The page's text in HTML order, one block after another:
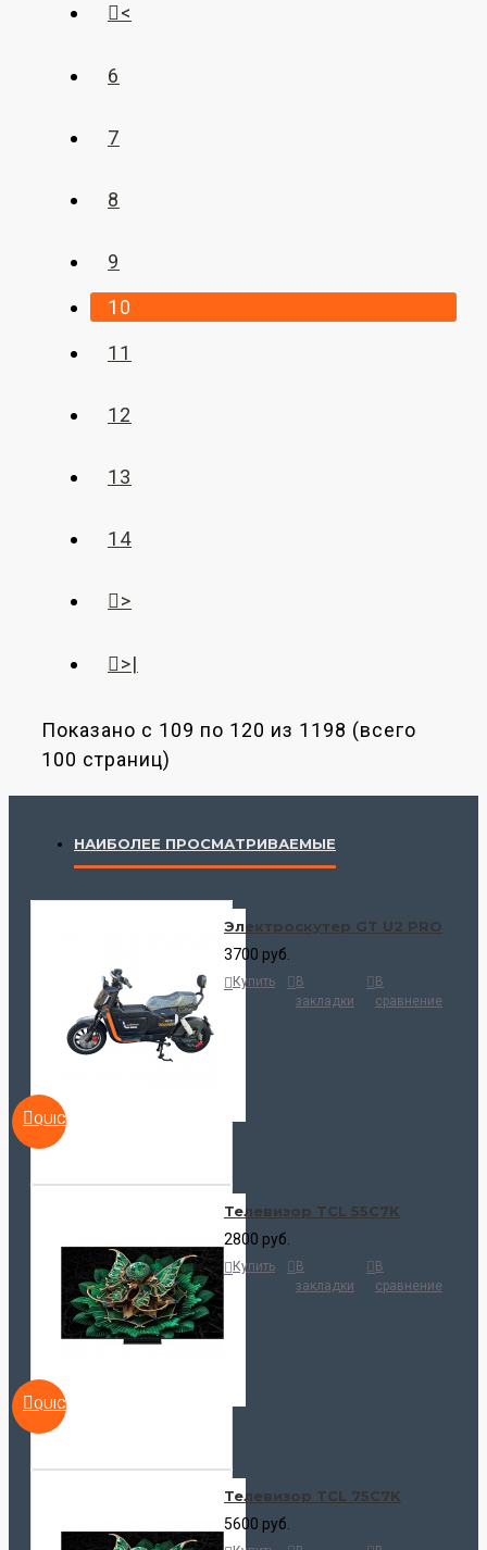
<
6
7
8
9
10
11
12
13
14
>
>|
Показано с 109 по 120 из 1198 (всего
100 страниц)
НАИБОЛЕЕ ПРОСМАТРИВАЕМЫЕ
QUICKVIEW
Электроскутер GT U2 PRO
3700 руб.
Купить
В
закладки
В
сравнение
QUICKVIEW
Телевизор TCL 55C7K
2800 руб.
Купить
В
закладки
В
сравнение
Телевизор TCL 75C7K
5600 руб.